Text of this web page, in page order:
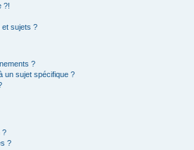
?!
et sujets ?
?
un sujet spécifique ?
?
?